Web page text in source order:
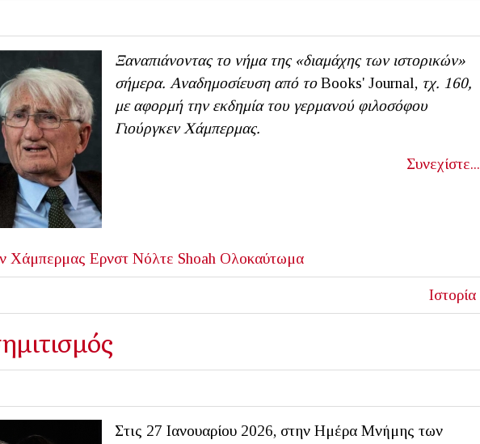
Ξαναπιάνοντας το νήμα της «διαμάχης των ιστορικών»
σήμερα. Αναδημοσίευση από τοBooks' Journal, τχ. 160,
με αφορμή την εκδημία του γερμανού φιλοσόφου
Γιούργκεν Χάμπερμας.
Συνεχίστε...
Χάμπερμας Ερνστ Νόλτε Shoah Ολοκαύτωμα
Ιστορία
Στις 27 Ιανουαρίου 2026, στην Ημέρα Μνήμης των